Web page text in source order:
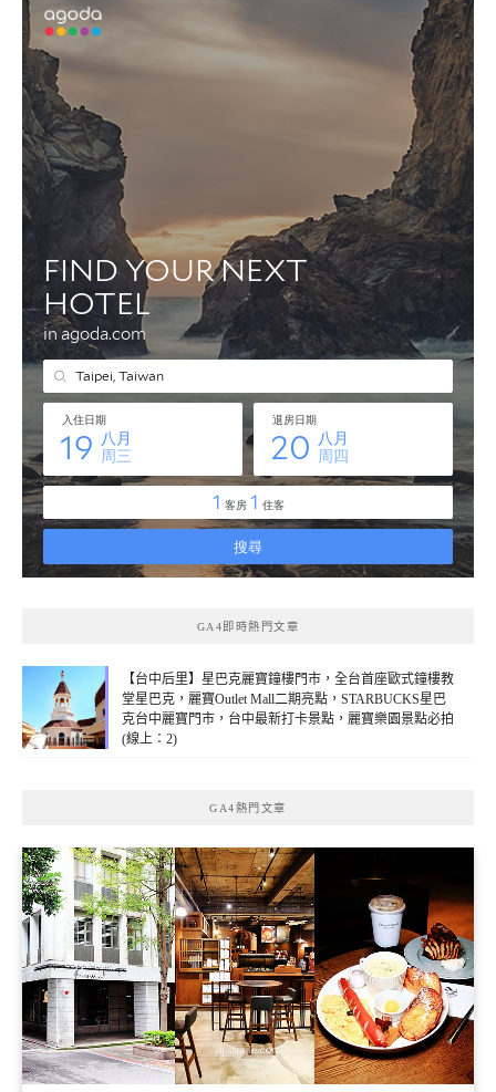
GA4即時熱門文章
【台中后里】星巴克麗寶鐘樓門市，全台首座歐式鐘樓教
堂星巴克，麗寶Outlet Mall二期亮點，STARBUCKS星巴
克台中麗寶門市，台中最新打卡景點，麗寶樂園景點必拍
(線上：2)
GA4熱門文章